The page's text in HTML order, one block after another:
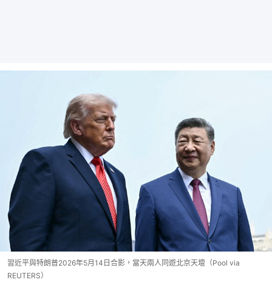
習近平與特朗普2026年5月14日合影，當天兩人同遊北京天壇（Pool via
REUTERS）